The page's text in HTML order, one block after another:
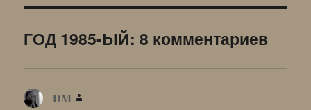
ГОД 1985-ЫЙ: 8 комментариев
DM